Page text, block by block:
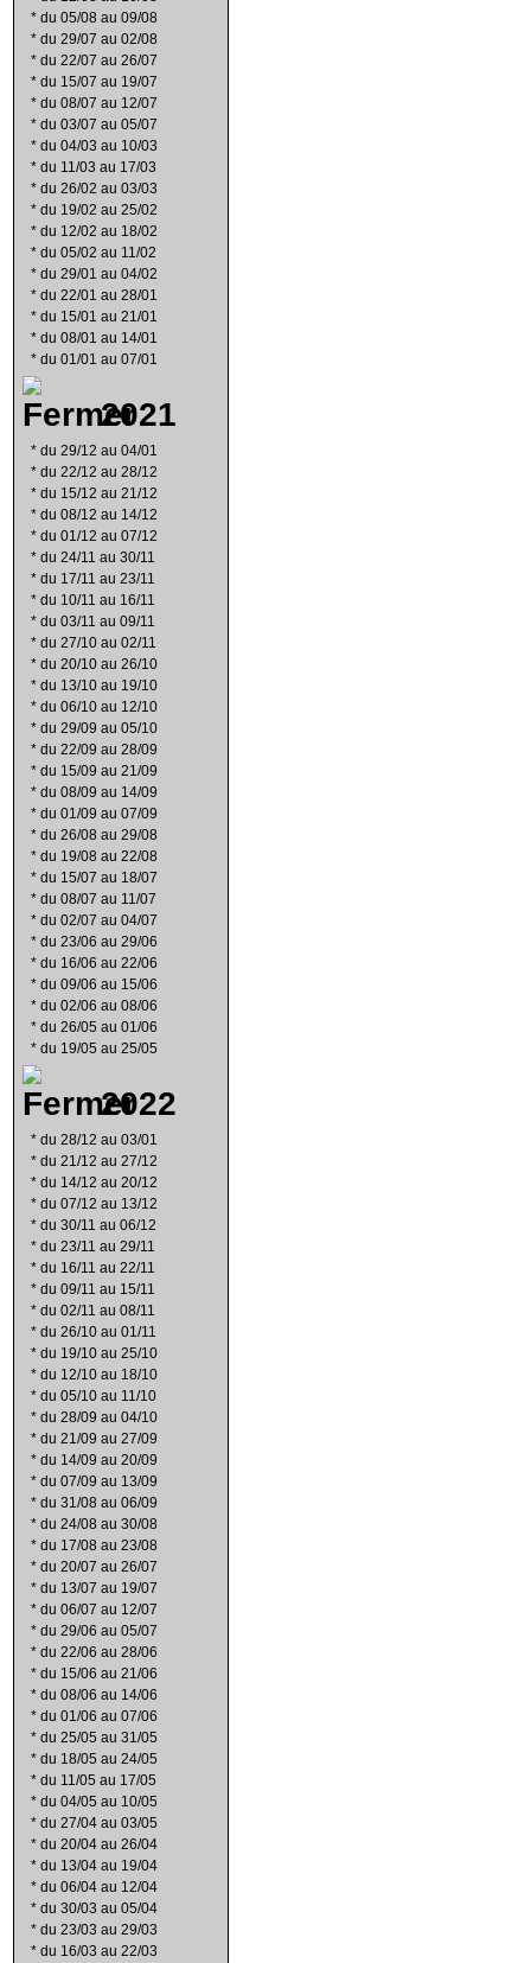
* du 05/08 au 09/08
* du 29/07 au 02/08
* du 22/07 au 26/07
* du 15/07 au 19/07
* du 08/07 au 12/07
* du 03/07 au 05/07
* du 04/03 au 10/03
* du 11/03 au 17/03
* du 26/02 au 03/03
* du 19/02 au 25/02
* du 12/02 au 18/02
* du 05/02 au 11/02
* du 29/01 au 04/02
* du 22/01 au 28/01
* du 15/01 au 21/01
* du 08/01 au 14/01
* du 01/01 au 07/01
2021
* du 29/12 au 04/01
* du 22/12 au 28/12
* du 15/12 au 21/12
* du 08/12 au 14/12
* du 01/12 au 07/12
* du 24/11 au 30/11
* du 17/11 au 23/11
* du 10/11 au 16/11
* du 03/11 au 09/11
* du 27/10 au 02/11
* du 20/10 au 26/10
* du 13/10 au 19/10
* du 06/10 au 12/10
* du 29/09 au 05/10
* du 22/09 au 28/09
* du 15/09 au 21/09
* du 08/09 au 14/09
* du 01/09 au 07/09
* du 26/08 au 29/08
* du 19/08 au 22/08
* du 15/07 au 18/07
* du 08/07 au 11/07
* du 02/07 au 04/07
* du 23/06 au 29/06
* du 16/06 au 22/06
* du 09/06 au 15/06
* du 02/06 au 08/06
* du 26/05 au 01/06
* du 19/05 au 25/05
2022
* du 28/12 au 03/01
* du 21/12 au 27/12
* du 14/12 au 20/12
* du 07/12 au 13/12
* du 30/11 au 06/12
* du 23/11 au 29/11
* du 16/11 au 22/11
* du 09/11 au 15/11
* du 02/11 au 08/11
* du 26/10 au 01/11
* du 19/10 au 25/10
* du 12/10 au 18/10
* du 05/10 au 11/10
* du 28/09 au 04/10
* du 21/09 au 27/09
* du 14/09 au 20/09
* du 07/09 au 13/09
* du 31/08 au 06/09
* du 24/08 au 30/08
* du 17/08 au 23/08
* du 20/07 au 26/07
* du 13/07 au 19/07
* du 06/07 au 12/07
* du 29/06 au 05/07
* du 22/06 au 28/06
* du 15/06 au 21/06
* du 08/06 au 14/06
* du 01/06 au 07/06
* du 25/05 au 31/05
* du 18/05 au 24/05
* du 11/05 au 17/05
* du 04/05 au 10/05
* du 27/04 au 03/05
* du 20/04 au 26/04
* du 13/04 au 19/04
* du 06/04 au 12/04
* du 30/03 au 05/04
* du 23/03 au 29/03
* du 16/03 au 22/03